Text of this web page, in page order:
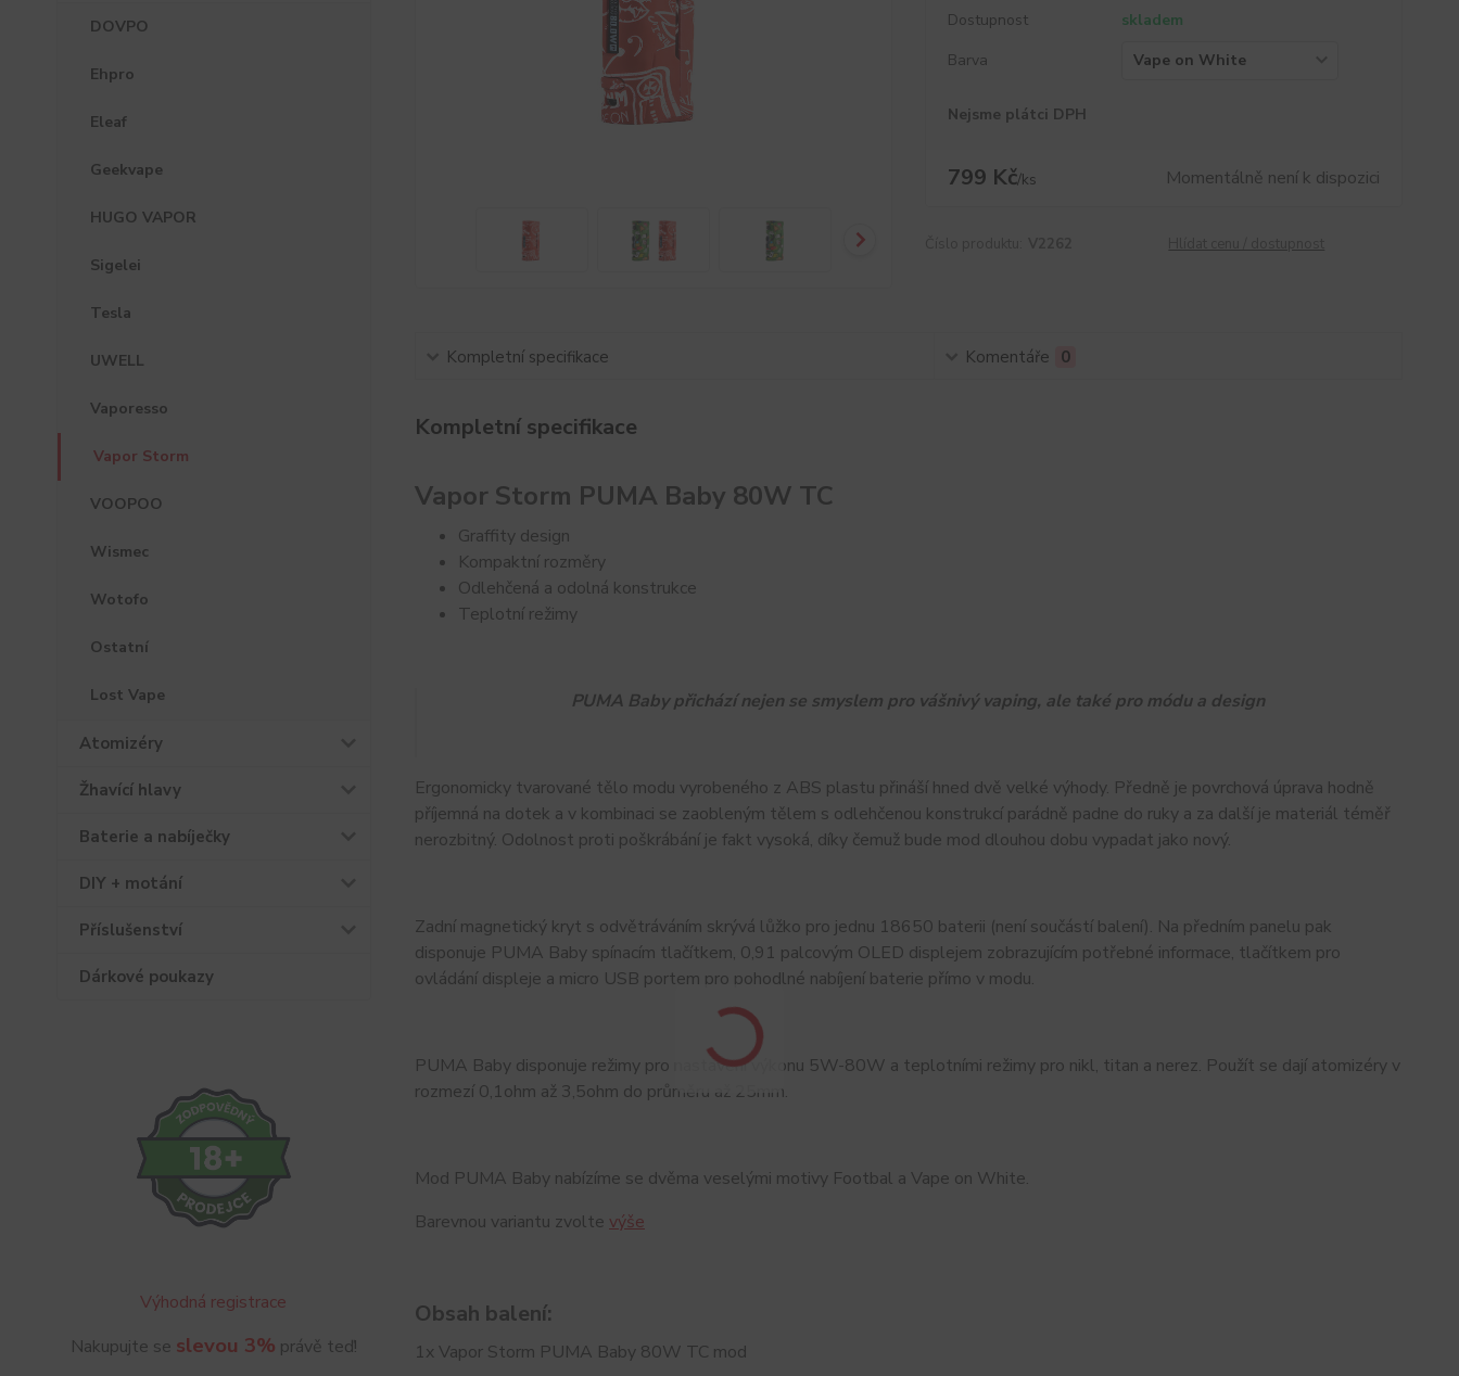
DOVPO
Ehpro
Eleaf
Geekvape
HUGO VAPOR
Sigelei
Tesla
UWELL
Vaporesso
Vapor Storm
VOOPOO
Wismec
Wotofo
Ostatní
Lost Vape
Atomizéry
Žhavící hlavy
Baterie a nabíječky
DIY + motání
Příslušenství
Dárkové poukazy
Výhodná registrace
Nakupujte se slevou 3% právě teď!
Dostupnost
skladem
Barva
Nejsme plátci DPH
799 Kč/ks Momentálně není k dispozici
Kompletní specifikace Komentáře 0
Kompletní specifikace
Vapor Storm PUMA Baby 80W TC
Graffity design
Kompaktní rozměry
Odlehčená a odolná konstrukce
Teplotní režimy
PUMA Baby přichází nejen se smyslem pro vášnivý vaping, ale také pro módu a design
Ergonomicky tvarované tělo modu vyrobeného z ABS plastu přináší hned dvě velké výhody. Předně je povrchová úprava hodně
příjemná na dotek a v kombinaci se zaobleným tělem s odlehčenou konstrukcí parádně padne do ruky a za další je materiál téměř
nerozbitný. Odolnost proti poškrábání je fakt vysoká, díky čemuž bude mod dlouhou dobu vypadat jako nový.
Zadní magnetický kryt s odvětráváním skrývá lůžko pro jednu 18650 baterii (není součástí balení). Na předním panelu pak
disponuje PUMA Baby spínacím tlačítkem, 0,91 palcovým OLED displejem zobrazujícím potřebné informace, tlačítkem pro
ovládání displeje a micro USB portem pro pohodlné nabíjení baterie přímo v modu.
PUMA Baby disponuje režimy pro nastavení výkonu 5W-80W a teplotními režimy pro nikl, titan a nerez. Použít se dají atomizéry v
rozmezí 0,1ohm až 3,5ohm do průměru až 25mm.
Mod PUMA Baby nabízíme se dvěma veselými motivy Footbal a Vape on White.
Barevnou variantu zvolte výše
Obsah balení:
1x Vapor Storm PUMA Baby 80W TC mod